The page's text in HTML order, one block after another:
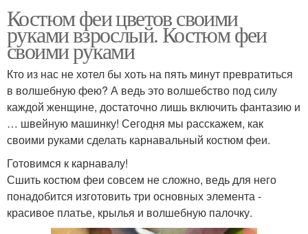
Костюм феи цветов своими
руками взрослый. Костюм феи
своими руками
Кто из нас не хотел бы хоть на пять минут превратиться
в волшебную фею? А ведь это волшебство под силу
каждой женщине, достаточно лишь включить фантазию и
… швейную машинку! Сегодня мы расскажем, как
своими руками сделать карнавальный костюм феи.
Готовимся к карнавалу!
Сшить костюм феи совсем не сложно, ведь для него
понадобится изготовить три основных элемента -
красивое платье, крылья и волшебную палочку.